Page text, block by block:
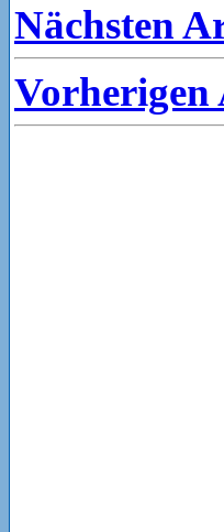
Nächsten
Vorherigen